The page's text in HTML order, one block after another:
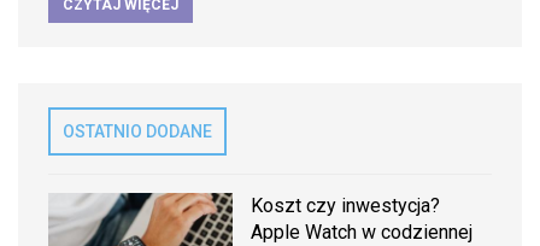
CZYTAJ WIĘCEJ
OSTATNIO DODANE
Koszt czy inwestycja?
Apple Watch w codziennej